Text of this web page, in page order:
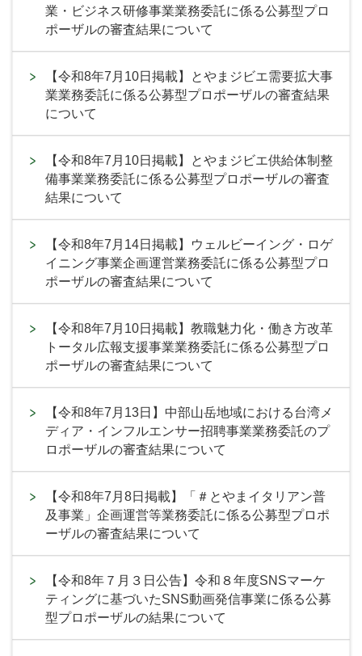
業・ビジネス研修事業業務委託に係る公募型プロ
ポーザルの審査結果について
【令和8年7月10日掲載】とやまジビエ需要拡大事
業業務委託に係る公募型プロポーザルの審査結果
について
【令和8年7月10日掲載】とやまジビエ供給体制整
備事業業務委託に係る公募型プロポーザルの審査
結果について
【令和8年7月14日掲載】ウェルビーイング・ロゲ
イニング事業企画運営業務委託に係る公募型プロ
ポーザルの審査結果について
【令和8年7月10日掲載】教職魅力化・働き方改革
トータル広報支援事業業務委託に係る公募型プロ
ポーザルの審査結果について
【令和8年7月13日】中部山岳地域における台湾メ
ディア・インフルエンサー招聘事業業務委託のプ
ロポーザルの審査結果について
【令和8年7月8日掲載】「＃とやまイタリアン普
及事業」企画運営等業務委託に係る公募型プロポ
ーザルの審査結果について
【令和8年７月３日公告】令和８年度SNSマーケ
ティングに基づいたSNS動画発信事業に係る公募
型プロポーザルの結果について